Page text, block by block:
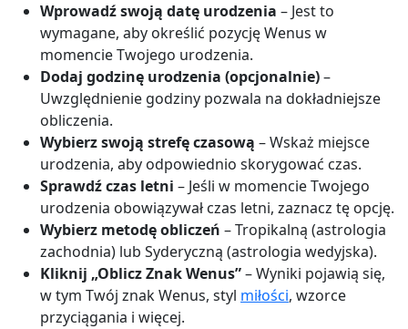
Wprowadź swoją datę urodzenia – Jest to
wymagane, aby określić pozycję Wenus w
momencie Twojego urodzenia.
Dodaj godzinę urodzenia (opcjonalnie)–
Uwzględnienie godziny pozwala na dokładniejsze
obliczenia.
Wybierz swoją strefę czasową – Wskaż miejsce
urodzenia, aby odpowiednio skorygować czas.
Sprawdź czas letni – Jeśli w momencie Twojego
urodzenia obowiązywał czas letni, zaznacz tę opcję.
Wybierz metodę obliczeń – Tropikalną (astrologia
zachodnia) lub Syderyczną (astrologia wedyjska).
Kliknij „Oblicz Znak Wenus”– Wyniki pojawią się,
w tym Twój znak Wenus, styl miłości, wzorce
przyciągania i więcej.